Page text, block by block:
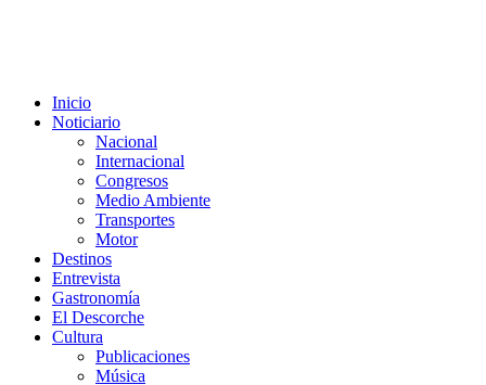
Inicio
Noticiario
Nacional
Internacional
Congresos
Medio Ambiente
Transportes
Motor
Destinos
Entrevista
Gastronomía
El Descorche
Cultura
Publicaciones
Música